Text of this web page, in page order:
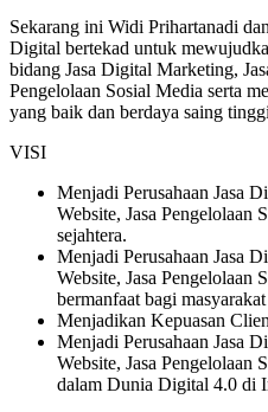
Sekarang ini Widi Prihartanadi
Digital bertekad untuk
bidang Jasa Digital Marketing,
Pengelolaan Sosial Media serta
yang baik dan berdaya saing
VISI
Menjadi Perusahaan Jasa
Website, Jasa Pengelolaan
sejahtera.
Menjadi Perusahaan Jasa
Website, Jasa Pengelolaan
bermanfaat bagi
Menjadikan Kepuasan
Menjadi Perusahaan Jasa
Website, Jasa Pengelolaan
dalam Dunia Digital 4.0 di